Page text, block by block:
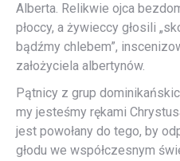
Alberta. Relikwie ojca
płoccy, a żywieccy głosili
bądźmy chlebem”,
założyciela albertynów.
Pątnicy z grup
my jesteśmy rękami
jest powołany do tego, by
głodu we współczesnym